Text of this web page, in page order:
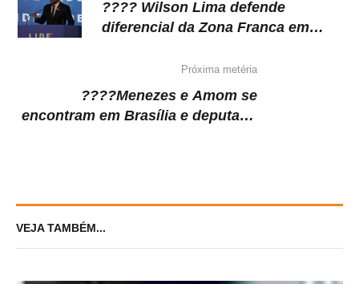
???? Wilson Lima defende
diferencial da Zona Franca em
Próxima metéria
????Menezes e Amom se
encontram em Brasília e deputado
VEJA TAMBÉM...